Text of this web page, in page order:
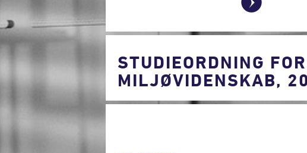
STUDIEORDNING
MILJØVIDENSKAB,